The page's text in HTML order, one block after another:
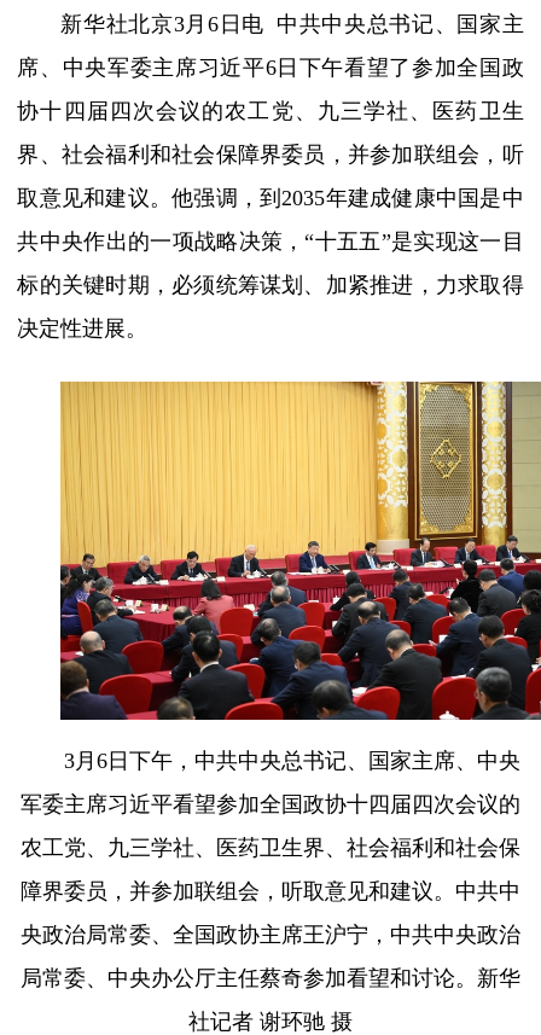
新华社北京3月6日电 中共中央总书记、国家主
席、中央军委主席习近平6日下午看望了参加全国政
协十四届四次会议的农工党、九三学社、医药卫生
界、社会福利和社会保障界委员，并参加联组会，听
取意见和建议。他强调，到2035年建成健康中国是中
共中央作出的一项战略决策，“十五五”是实现这一目
标的关键时期，必须统筹谋划、加紧推进，力求取得
决定性进展。
3月6日下午，中共中央总书记、国家主席、中央
军委主席习近平看望参加全国政协十四届四次会议的
农工党、九三学社、医药卫生界、社会福利和社会保
障界委员，并参加联组会，听取意见和建议。中共中
央政治局常委、全国政协主席王沪宁，中共中央政治
局常委、中央办公厅主任蔡奇参加看望和讨论。新华
社记者 谢环驰 摄